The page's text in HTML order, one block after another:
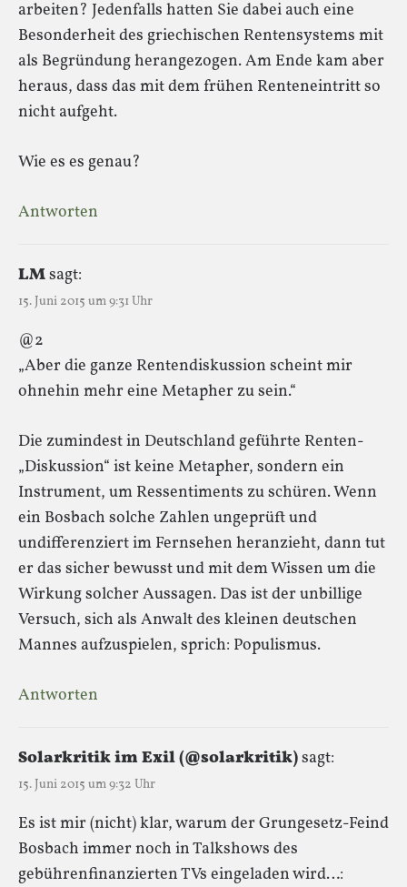
arbeiten? Jedenfalls hatten Sie dabei auch eine
Besonderheit des griechischen Rentensystems mit
als Begründung herangezogen. Am Ende kam aber
heraus, dass das mit dem frühen Renteneintritt so
nicht aufgeht.
Wie es es genau?
Antworten
LMsagt:
15. Juni 2015 um 9:31 Uhr
@2
„Aber die ganze Rentendiskussion scheint mir
ohnehin mehr eine Metapher zu sein.“
Die zumindest in Deutschland geführte Renten-
„Diskussion“ ist keine Metapher, sondern ein
Instrument, um Ressentiments zu schüren. Wenn
ein Bosbach solche Zahlen ungeprüft und
undifferenziert im Fernsehen heranzieht, dann tut
er das sicher bewusst und mit dem Wissen um die
Wirkung solcher Aussagen. Das ist der unbillige
Versuch, sich als Anwalt des kleinen deutschen
Mannes aufzuspielen, sprich: Populismus.
Antworten
Solarkritik im Exil (@solarkritik)sagt:
15. Juni 2015 um 9:32 Uhr
Es ist mir (nicht) klar, warum der Grungesetz-Feind
Bosbach immer noch in Talkshows des
gebührenfinanzierten TVs eingeladen wird…: